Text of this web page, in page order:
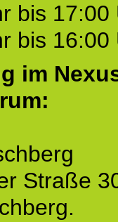
bis 17:00
bis 16:00
im
Straße